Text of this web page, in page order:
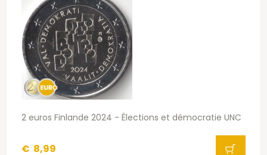
2 euros Finlande 2024 - Élections et démocratie UNC
€ 8,99